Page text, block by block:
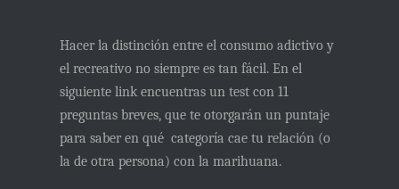
Hacer la distinción entre el consumo adictivo y
el recreativo no siempre es tan fácil. En el
siguiente link encuentras un test con 11
preguntas breves, que te otorgarán un puntaje
para saber en qué categoría cae tu relación (o
la de otra persona) con la marihuana.